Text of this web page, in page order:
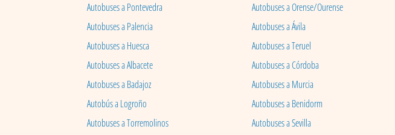
Autobuses a Pontevedra
Autobuses a Orense/Ourense
Autobuses a Palencia
Autobuses a Ávila
Autobuses a Huesca
Autobuses a Teruel
Autobuses a Albacete
Autobuses a Córdoba
Autobuses a Badajoz
Autobuses a Murcia
Autobús a Logroño
Autobuses a Benidorm
Autobuses a Torremolinos
Autobuses a Sevilla